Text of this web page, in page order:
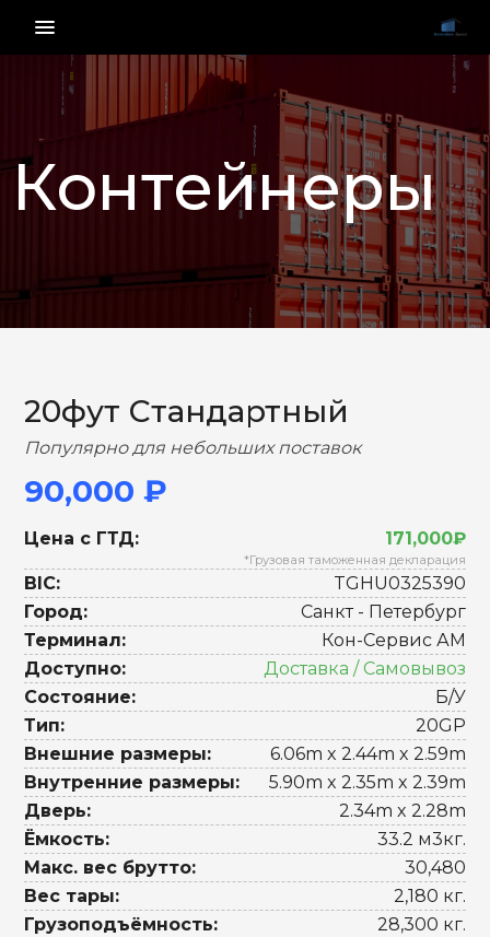
menu_vert
Контейнеры
НАЗАД ВПЕРЕД
20фут Стандартный
Популярно для небольших поставок
90,000 ₽
Цена с ГТД: 171,000₽
*Грузовая таможенная декларация
BIC:
TGHU0325390
Город:
Санкт - Петербург
Терминал:
Кон-Сервис АМ
Доступно:
Доставка / Самовывоз
Состояние:
Б/У
Тип:
20GP
Внешние размеры:
6.06m x 2.44m x 2.59m
Внутренние размеры:
5.90m x 2.35m x 2.39m
Дверь:
2.34m x 2.28m
Ёмкость:
33.2 м3кг.
Макс. вес брутто:
30,480
Вес тары:
2,180 кг.
Грузоподъёмность:
28,300 кг.